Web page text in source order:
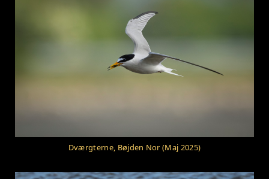
Dværgterne, Bøjden Nor (Maj 2025)